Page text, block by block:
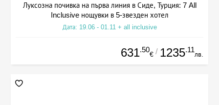
Луксозна почивка на първа линия в Сиде, Турция: 7 All
Inclusive нощувки в 5-звезден хотел
Дата: 19.06 - 01.11 + all inclusive
631.50
€ / 1235.11
лв.